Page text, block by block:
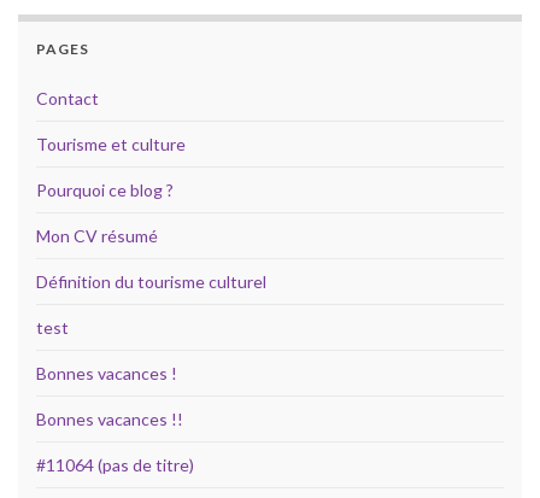
PAGES
Contact
Tourisme et culture
Pourquoi ce blog ?
Mon CV résumé
Définition du tourisme culturel
test
Bonnes vacances !
Bonnes vacances !!
#11064 (pas de titre)